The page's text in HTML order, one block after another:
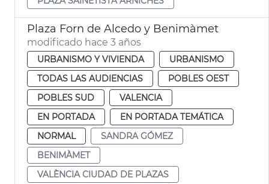
Plaza Forn de Alcedo y Benimàmet
modificado hace 3 años
URBANISMO Y VIVIENDA
URBANISMO
TODAS LAS AUDIENCIAS
POBLES OEST
POBLES SUD
VALENCIA
EN PORTADA
EN PORTADA TEMÁTICA
NORMAL
SANDRA GÓMEZ
BENIMÀMET
VALÈNCIA CIUDAD DE PLAZAS